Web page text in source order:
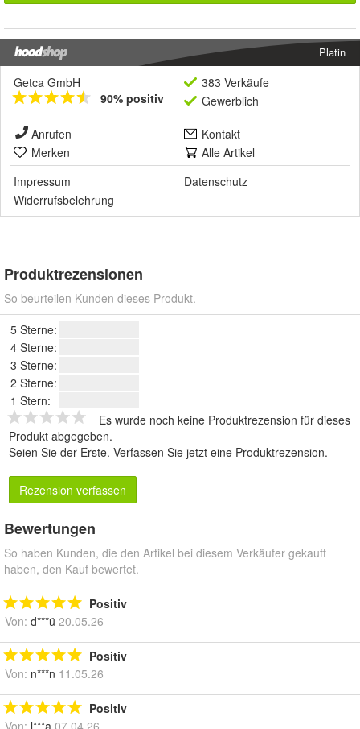
Platin
Getca GmbH
90% positiv
383 Verkäufe
Gewerblich
Anrufen
Kontakt
Merken
Alle Artikel
Impressum
Datenschutz
Widerrufsbelehrung
Produktrezensionen
So beurteilen Kunden dieses Produkt.
5 Sterne:
4 Sterne:
3 Sterne:
2 Sterne:
1 Stern:
Es wurde noch keine Produktrezension für dieses
Produkt abgegeben.
Seien Sie der Erste. Verfassen Sie jetzt eine Produktrezension.
Rezension verfassen
Bewertungen
So haben Kunden, die den Artikel bei diesem Verkäufer gekauft
haben, den Kauf bewertet.
Positiv
Von: d***ü 20.05.26
Positiv
Von: n***n 11.05.26
Positiv